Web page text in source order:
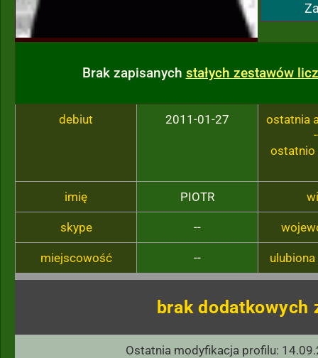
Brak zapisanych stałych zestawów
debiut 2011-01-27
ostatnia
ostatnio
imię PIOTR
skype --
miejscowość --
brak dodatkowych
Ostatnia modyfikacja profilu: